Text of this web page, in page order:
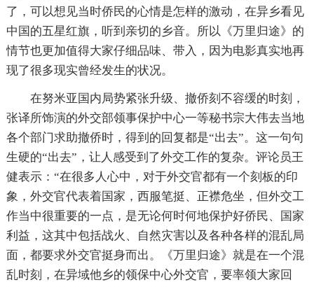
了，可以想见当时侨民的心情是怎样的激动，在异乡看见
中国的五星红旗，听到亲切的乡音。所以《万里归途》的
情节也更加值得大家仔细品味、带入，因为电影真实地再
现了很多现实曾经发生的状况。
在努米亚国内局势紧张升级、撤侨刻不容缓的时刻，
张译所饰演的外交部领事保护中心一等秘书宗大伟去当地
各个部门求助撤侨时，得到的回复都是“出去”。这一句句
生硬的“出去”，让人感受到了外交工作的复杂。评论员王
健表示：“在很多人心中，对于外交官都有一个刻板的印
象，外交官代表着国家，西服笔挺、正襟危坐，但外交工
作当中很重要的一点，是无论何时何地保护好侨民、国家
利益，这其中包括战火、自然灾害以及各种各样的混乱局
面，都要求外交官挺身而出。《万里归途》就是在一个混
乱时刻，在异域他乡的领保中心外交官，要率领大家回